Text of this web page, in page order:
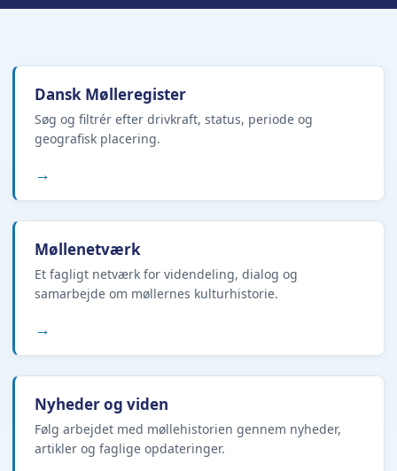
Dansk Mølleregister
Søg og filtrér efter drivkraft, status, periode og
geografisk placering.
→
Møllenetværk
Et fagligt netværk for videndeling, dialog og
samarbejde om møllernes kulturhistorie.
→
Nyheder og viden
Følg arbejdet med møllehistorien gennem nyheder,
artikler og faglige opdateringer.